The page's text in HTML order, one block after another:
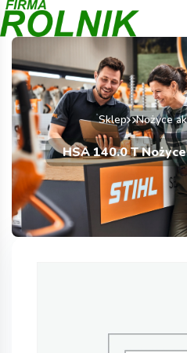
Sklep Nożyce
HSA 140.0 T